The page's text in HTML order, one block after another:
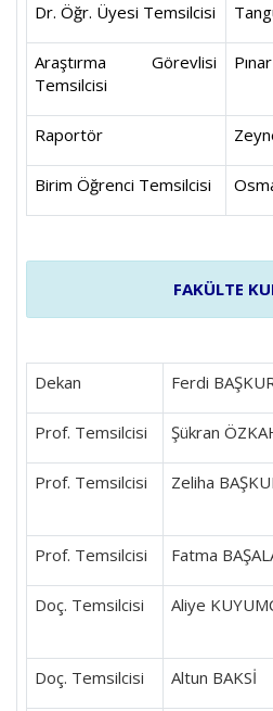
Dr. Öğr. Üyesi Temsilcisi
Araştırma Görevlisi
Temsilcisi
Raportör
Birim Öğrenci Temsilcisi
FAKÜLTE
Dekan Ferdi
Prof. Temsilcisi Şükran
Prof. Temsilcisi Zeliha
Prof. Temsilcisi Fatma
Doç. Temsilcisi Aliye
Doç. Temsilcisi